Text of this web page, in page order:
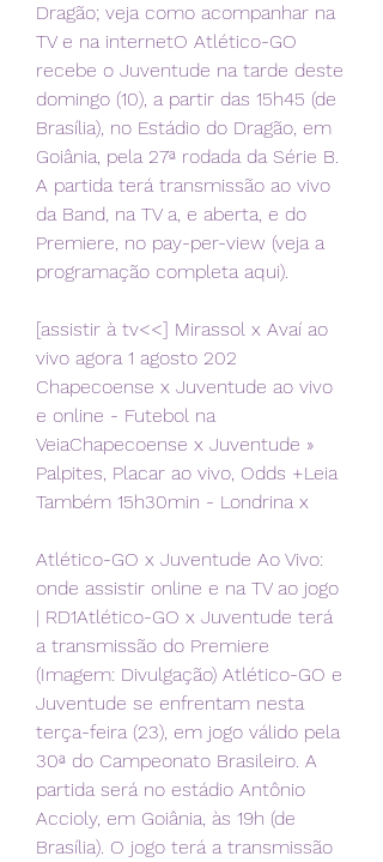
Dragão; veja como acompanhar na
TV e na internetO Atlético-GO
recebe o Juventude na tarde deste
domingo (10), a partir das 15h45 (de
Brasília), no Estádio do Dragão, em
Goiânia, pela 27ª rodada da Série B.
A partida terá transmissão ao vivo
da Band, na TV a, e aberta, e do
Premiere, no pay-per-view (veja a
programação completa aqui).
[assistir à tv<<] Mirassol x Avaí ao
vivo agora 1 agosto 202
Chapecoense x Juventude ao vivo
e online - Futebol na
VeiaChapecoense x Juventude »
Palpites, Placar ao vivo, Odds +Leia
Também 15h30min - Londrina x
Atlético-GO x Juventude Ao Vivo:
onde assistir online e na TV ao jogo
| RD1Atlético-GO x Juventude terá
a transmissão do Premiere
(Imagem: Divulgação) Atlético-GO e
Juventude se enfrentam nesta
terça-feira (23), em jogo válido pela
30ª do Campeonato Brasileiro. A
partida será no estádio Antônio
Accioly, em Goiânia, às 19h (de
Brasília). O jogo terá a transmissão